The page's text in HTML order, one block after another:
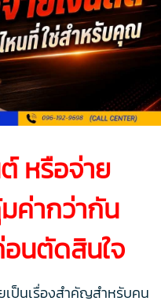
หรือจ่าย
ค่ากว่ากัน
นตัดสินใจ
ป็นเรื่องสำคัญสำหรับคน